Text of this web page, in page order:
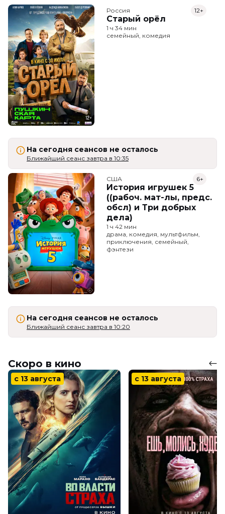
Россия
Старый орёл
12+
1 ч 34 мин
семейный, комедия
На сегодня сеансов не осталось
Ближайший сеанс завтра в 10:35
США
История игрушек 5
((рабоч. мат-лы, предс.
обсл) и Три добрых
дела)
6+
1 ч 42 мин
драма, комедия, мультфильм,
приключения, семейный,
фэнтези
На сегодня сеансов не осталось
Ближайший сеанс завтра в 10:20
Скоро в кино
с 13 августа с 13 августа